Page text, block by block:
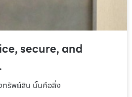
secure, and
ทรัพย์สิน นั้นคือสิ่ง